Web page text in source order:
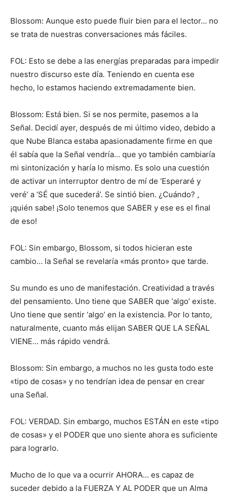
Blossom: Aunque esto puede fluir bien para el lector… no
se trata de nuestras conversaciones más fáciles.
FOL: Esto se debe a las energías preparadas para impedir
nuestro discurso este día. Teniendo en cuenta ese
hecho, lo estamos haciendo extremadamente bien.
Blossom: Está bien. Si se nos permite, pasemos a la
Señal. Decidí ayer, después de mi último video, debido a
que Nube Blanca estaba apasionadamente firme en que
él sabía que la Señal vendría… que yo también cambiaría
mi sintonización y haría lo mismo. Es solo una cuestión
de activar un interruptor dentro de mí de ‘Esperaré y
veré’ a ‘SÉ que sucederá’. Se sintió bien. ¿Cuándo? ,
¡quién sabe! ¡Solo tenemos que SABER y ese es el final
de eso!
FOL: Sin embargo, Blossom, si todos hicieran este
cambio… la Señal se revelaría «más pronto» que tarde.
Su mundo es uno de manifestación. Creatividad a través
del pensamiento. Uno tiene que SABER que ‘algo’ existe.
Uno tiene que sentir ‘algo’ en la existencia. Por lo tanto,
naturalmente, cuanto más elijan SABER QUE LA SEÑAL
VIENE… más rápido vendrá.
Blossom: Sin embargo, a muchos no les gusta todo este
«tipo de cosas» y no tendrían idea de pensar en crear
una Señal.
FOL: VERDAD. Sin embargo, muchos ESTÁN en este «tipo
de cosas» y el PODER que uno siente ahora es suficiente
para lograrlo.
Mucho de lo que va a ocurrir AHORA… es capaz de
suceder debido a la FUERZA Y AL PODER que un Alma